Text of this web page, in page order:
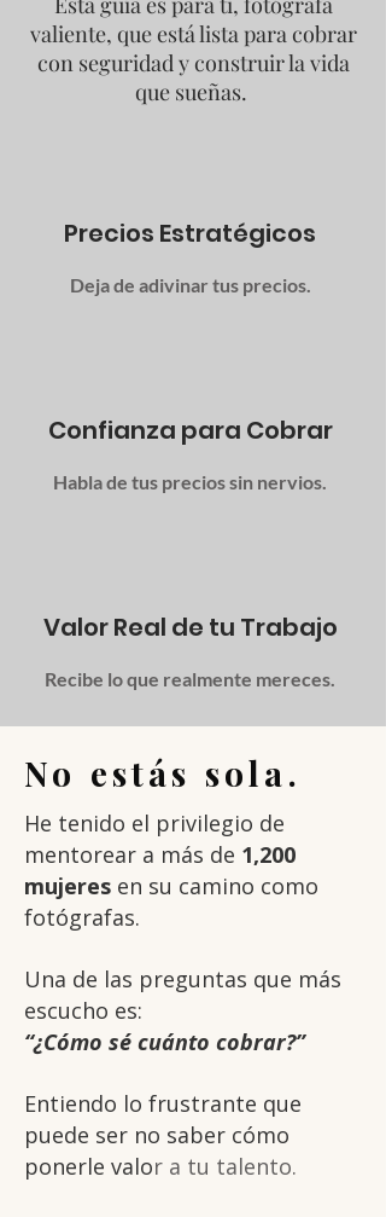
valiente, que está lista para cobrar
con seguridad y construir la vida
que sueñas.
Precios Estratégicos
Deja de adivinar tus precios.
Confianza para Cobrar
Habla de tus precios sin nervios.
Valor Real de tu Trabajo
Recibe lo que realmente mereces.
No estás sola.
He tenido el privilegio de
mentorear a más de 1,200
mujeres en su camino como
fotógrafas.
Una de las preguntas que más
escucho es:
“¿Cómo sé cuánto cobrar?”
Entiendo lo frustrante que
puede ser no saber cómo
ponerle valor a tu talento.